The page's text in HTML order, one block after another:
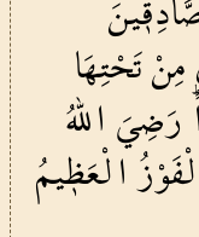
مِنْتَحْتِهَا
رَضِيَاللّٰهُ
الْعَظ۪يمُ